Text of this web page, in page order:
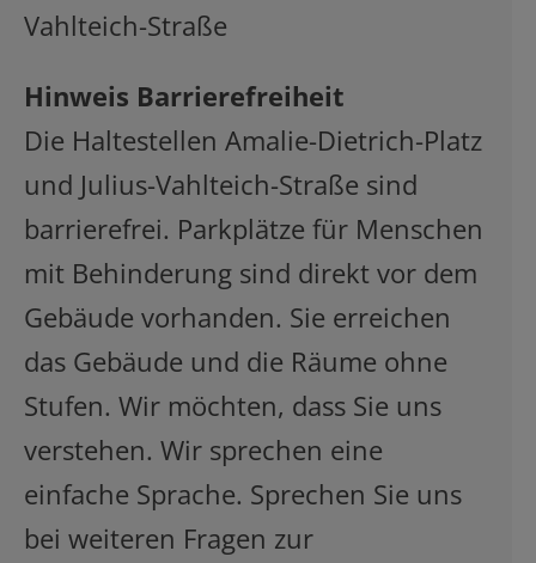
Vahlteich-Straße
Hinweis Barrierefreiheit
Die Haltestellen Amalie-Dietrich-Platz
und Julius-Vahlteich-Straße sind
barrierefrei. Parkplätze für Menschen
mit Behinderung sind direkt vor dem
Gebäude vorhanden. Sie erreichen
das Gebäude und die Räume ohne
Stufen. Wir möchten, dass Sie uns
verstehen. Wir sprechen eine
einfache Sprache. Sprechen Sie uns
bei weiteren Fragen zur